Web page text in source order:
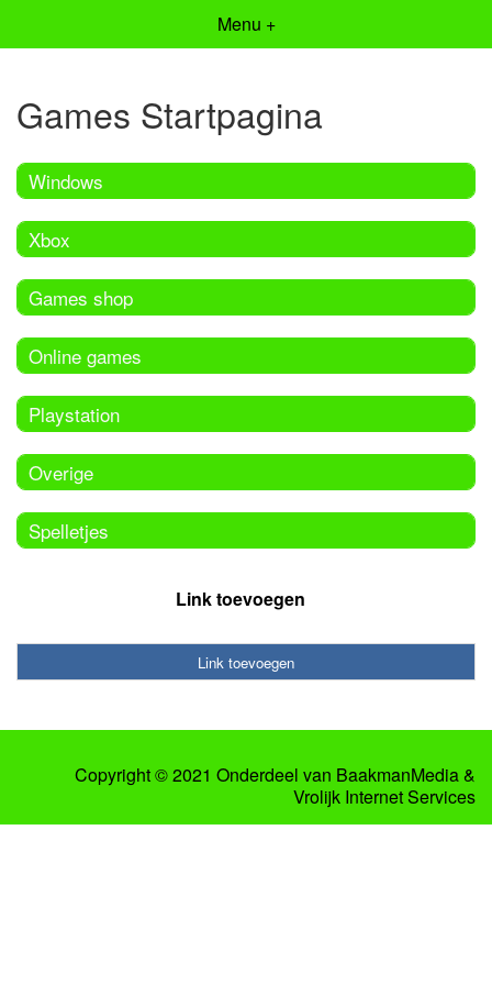
Menu +
Games Startpagina
Windows
Xbox
Games shop
Online games
Playstation
Overige
Spelletjes
Link toevoegen
Link toevoegen
Copyright © 2021 Onderdeel van BaakmanMedia&
Vrolijk Internet Services